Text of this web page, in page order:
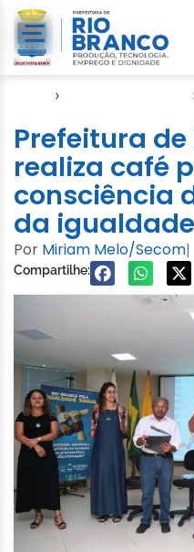
›
Prefeitura de
realiza café
consciência
da
Por Miriam Melo/Secom|
Compartilhe: